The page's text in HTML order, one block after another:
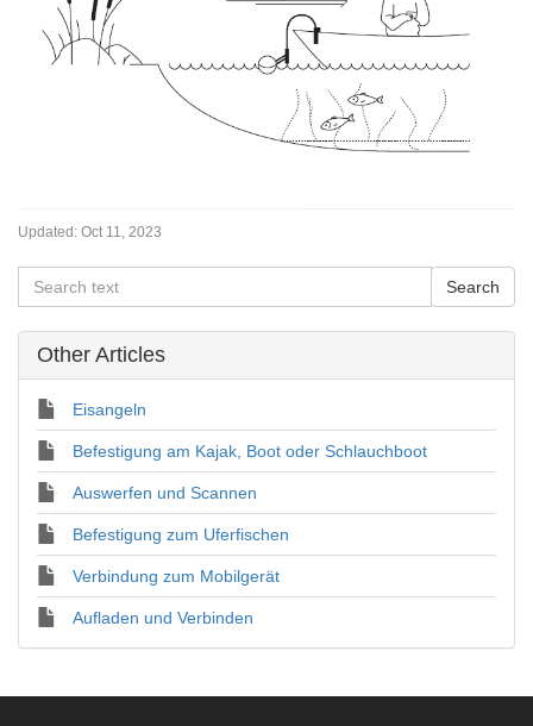
Updated: Oct 11, 2023
Other Articles
Eisangeln
Befestigung am Kajak, Boot oder Schlauchboot
Auswerfen und Scannen
Befestigung zum Uferfischen
Verbindung zum Mobilgerät
Aufladen und Verbinden